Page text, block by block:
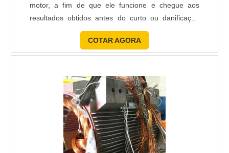
motor, a fim de que ele funcione e chegue aos
resultados obtidos antes do curto ou danificação
que provocou o rompimento das bobinas. Devido ao
risco e complexidade, essa atividade deve ser
exercida por profissionais com capacitação na área
profissionais Confi...
COTAR AGORA